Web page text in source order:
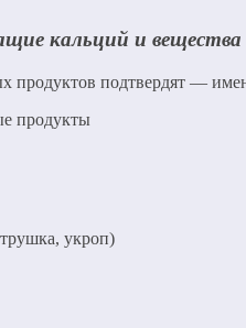
кальций и вещества
продуктов подтвердят —
продукты
укроп)